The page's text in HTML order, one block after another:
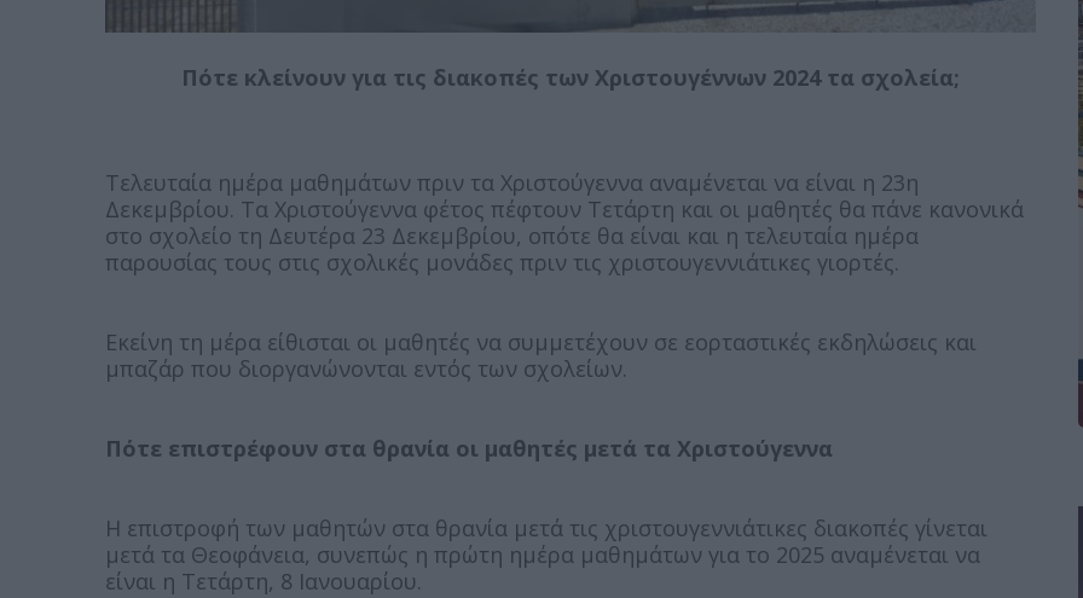
Πότε κλείνουν για τις διακοπές των Χριστουγέννων 2024 τα σχολεία;
Τελευταία ημέρα μαθημάτων πριν τα Χριστούγεννα αναμένεται να είναι η 23η
Δεκεμβρίου. Τα Χριστούγεννα φέτος πέφτουν Τετάρτη και οι μαθητές θα πάνε κανονικά
στο σχολείο τη Δευτέρα 23 Δεκεμβρίου, οπότε θα είναι και η τελευταία ημέρα
παρουσίας τους στις σχολικές μονάδες πριν τις χριστουγεννιάτικες γιορτές.
Εκείνη τη μέρα είθισται οι μαθητές να συμμετέχουν σε εορταστικές εκδηλώσεις και
μπαζάρ που διοργανώνονται εντός των σχολείων.
Πότε επιστρέφουν στα θρανία οι μαθητές μετά τα Χριστούγεννα
Η επιστροφή των μαθητών στα θρανία μετά τις χριστουγεννιάτικες διακοπές γίνεται
μετά τα Θεοφάνεια, συνεπώς η πρώτη ημέρα μαθημάτων για το 2025 αναμένεται να
είναι η Τετάρτη, 8 Ιανουαρίου.